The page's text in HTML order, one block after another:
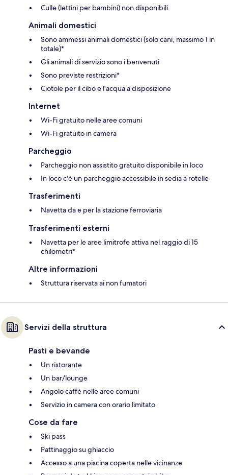
Culle (lettini per bambini) non disponibili.
Animali domestici
Sono ammessi animali domestici (solo cani, massimo 1 in
totale)*
Gli animali di servizio sono i benvenuti
Sono previste restrizioni*
Ciotole per il cibo e l'acqua a disposizione
Internet
Wi-Fi gratuito nelle aree comuni
Wi-Fi gratuito in camera
Parcheggio
Parcheggio non assistito gratuito disponibile in loco
In loco c'è un parcheggio accessibile in sedia a rotelle
Trasferimenti
Navetta da e per la stazione ferroviaria
Trasferimenti esterni
Navetta per le aree limitrofe attiva nel raggio di 15
chilometri*
Altre informazioni
Struttura riservata ai non fumatori
Servizi della struttura
Pasti e bevande
Un ristorante
Un bar/lounge
Angolo caffè nelle aree comuni
Servizio in camera con orario limitato
Cose da fare
Ski pass
Pattinaggio su ghiaccio
Accesso a una piscina coperta nelle vicinanze